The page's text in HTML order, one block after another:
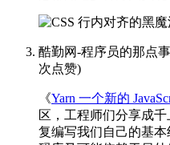
酷勤网-程序员的那点事
次点赞)
《Yarn 一个新的
区，工程师们分享成
复编写我们自己的基